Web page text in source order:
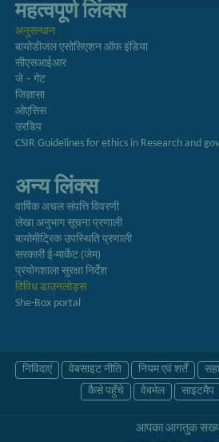
महत्वपूर्ण लिंक्स
अनुसन्धान
बायोडीजल एसोसिएशन ऑफ इंडिया
सीएसआईआर
जे – गेट
जिज्ञासा
ओएसिस
उरडिप
CSIR Guidelines for ethics in Research and
अन्य लिंक्स
वार्षिक अचल संपत्ति विवरणी
लेखा अनुभाग सूचना प्रणाली
बायोमीट्रिक उपस्थिति प्रणाली
सरकारी ई-मार्केट (जेम)
प्रयोगशाला सुरक्षा निर्देश
विविध डाउनलोड्स
She-Box portal
निविदाएं वेबसाइट नीति नियम एवं शर्तें
कैसे पहुँचे
वेबमेल साइटमैप
आपका आगंतुक